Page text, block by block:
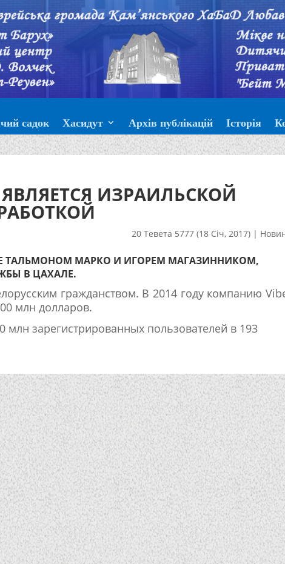
садок Хасидут Архів публікацій Історія
ЯВЛЯЕТСЯ ИЗРАИЛЬСКОЙ
20 Тевета 5777 (18 Січ, 2017)|
ТАЛЬМОНОМ МАРКО И ИГОРЕМ МАГАЗИННИКОМ,
В ЦАХАЛЕ.
гражданством. В 2014 году компанию
млн долларов.
млн зарегистрированных пользователей в 193